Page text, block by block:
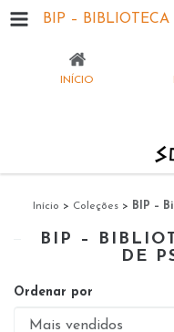
INÍCIO
Início > Coleções > BIP –
BIP –
DE
Ordenar por